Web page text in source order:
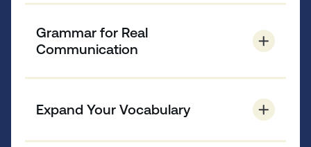
l’anglais à différents niveaux et utilisez votre
nouvelle langue dans des situations
Grammar for Real
Communication
anglaise en mettant l’accent sur la pertinence
et l’usage approprié.
Expand Your Vocabulary